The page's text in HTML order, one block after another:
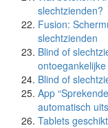
slechtzienden?
Fusion:
slechtzienden
Blind of
Blind of
App
automatisch
Tablets